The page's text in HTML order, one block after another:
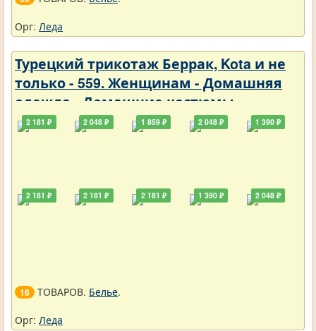
Орг: Леда
Турецкий трикотаж Беррак, Kota и не
только - 559. Женщинам - Домашняя
одежда - Домашние костюмы
2 181 ₽
2 181 ₽
2 048 ₽
2 181 ₽
1 859 ₽
2 181 ₽
2 048 ₽
1 390 ₽
1 390 ₽
2 048 ₽
16 ТОВАРОВ. Белье.
Орг: Леда